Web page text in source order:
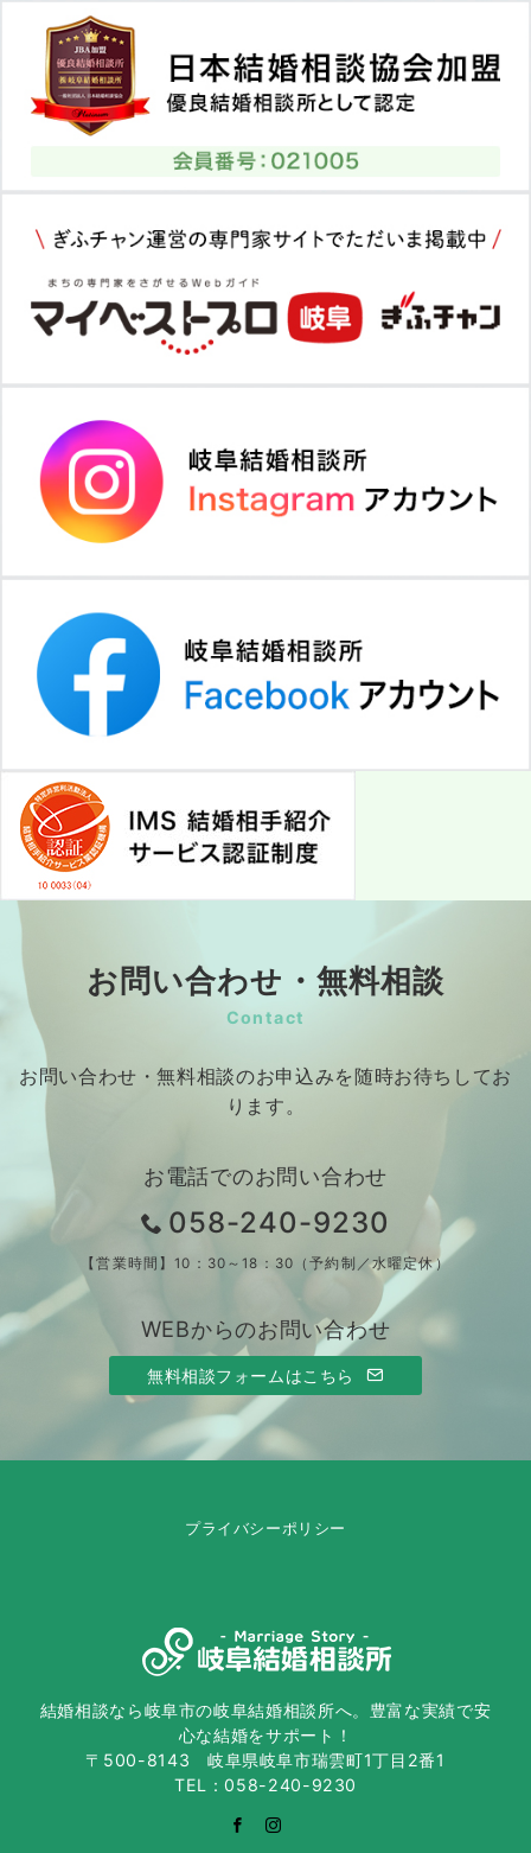
お問い合わせ・無料相談
Contact
お問い合わせ・無料相談のお申込みを随時お待ちしてお
ります。
お電話でのお問い合わせ
058-240-9230
【営業時間】10：30～18：30（予約制／水曜定休）
WEBからのお問い合わせ
無料相談フォームはこちら
プライバシーポリシー
結婚相談なら岐阜市の岐阜結婚相談所へ。豊富な実績で安
心な結婚をサポート！
〒500-8143 岐阜県岐阜市瑞雲町1丁目2番1
TEL：058-240-9230